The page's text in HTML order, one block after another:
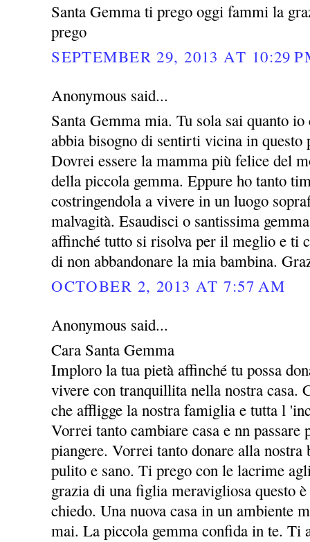
Santa Gemma ti prego oggi fammi la
prego
SEPTEMBER 29, 2013 AT 10:29
Anonymous said...
Santa Gemma mia. Tu sola sai quanto
abbia bisogno di sentirti vicina in
Dovrei essere la mamma più felice del
della piccola gemma. Eppure ho tanto
costringendola a vivere in un luogo
malvagità. Esaudisci o santissima
affinché tutto si risolva per il meglio e ti
di non abbandonare la mia bambina.
OCTOBER 2, 2013 AT 7:57 AM
Anonymous said...
Cara Santa Gemma
Imploro la tua pietà affinché tu possa
vivere con tranquillita nella nostra casa.
che affligge la nostra famiglia e tutta l
Vorrei tanto cambiare casa e nn
piangere. Vorrei tanto donare alla nostra
pulito e sano. Ti prego con le lacrime
grazia di una figlia meravigliosa questo
chiedo. Una nuova casa in un ambiente
mai. La piccola gemma confida in te. Ti